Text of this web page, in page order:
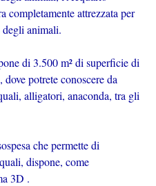
completamente attrezzata per
animali.
di 3.500 m² di superficie di
potrete conoscere da
alligatori, anaconda, tra gli
che permette di
dispone, come
3D .